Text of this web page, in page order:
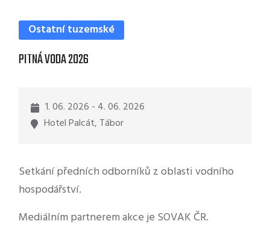
Ostatní tuzemské
PITNÁ VODA 2026
1. 06. 2026 - 4. 06. 2026
Hotel Palcát, Tábor
Setkání předních odborníků z oblasti vodního
hospodářství.
Mediálním partnerem akce je SOVAK ČR.